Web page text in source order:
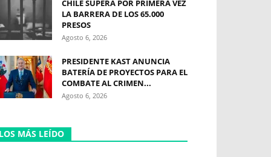
CHILE SUPERA POR PRIMERA VEZ
LA BARRERA DE LOS 65.000
PRESOS
Agosto 6, 2026
PRESIDENTE KAST ANUNCIA
BATERÍA DE PROYECTOS PARA EL
COMBATE AL CRIMEN...
Agosto 6, 2026
MÁS LEÍDO